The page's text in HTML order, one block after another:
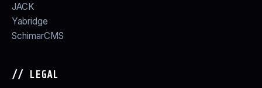
JACK
Yabridge
SchimarCMS
// LEGAL